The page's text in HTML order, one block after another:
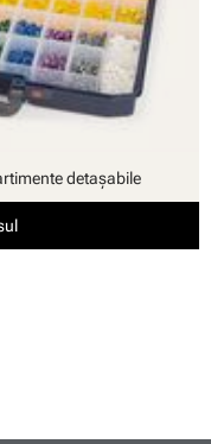
detaşabile